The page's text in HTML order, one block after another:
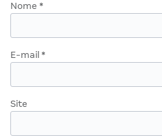
Nome *
E-mail *
Site